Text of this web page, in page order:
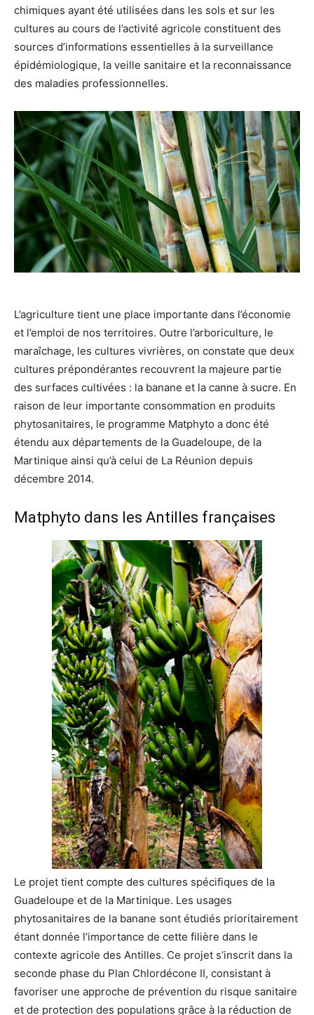
chimiques ayant été utilisées dans les sols et sur les
cultures au cours de l’activité agricole constituent des
sources d’informations essentielles à la surveillance
épidémiologique, la veille sanitaire et la reconnaissance
des maladies professionnelles.
L’agriculture tient une place importante dans l’économie
et l’emploi de nos territoires. Outre l’arboriculture, le
maraîchage, les cultures vivrières, on constate que deux
cultures prépondérantes recouvrent la majeure partie
des surfaces cultivées : la banane et la canne à sucre. En
raison de leur importante consommation en produits
phytosanitaires, le programme Matphyto a donc été
étendu aux départements de la Guadeloupe, de la
Martinique ainsi qu’à celui de La Réunion depuis
décembre 2014.
Matphyto dans les Antilles françaises
Le projet tient compte des cultures spécifiques de la
Guadeloupe et de la Martinique. Les usages
phytosanitaires de la banane sont étudiés prioritairement
étant donnée l’importance de cette filière dans le
contexte agricole des Antilles. Ce projet s’inscrit dans la
seconde phase du Plan Chlordécone II, consistant à
favoriser une approche de prévention du risque sanitaire
et de protection des populations grâce à la réduction de